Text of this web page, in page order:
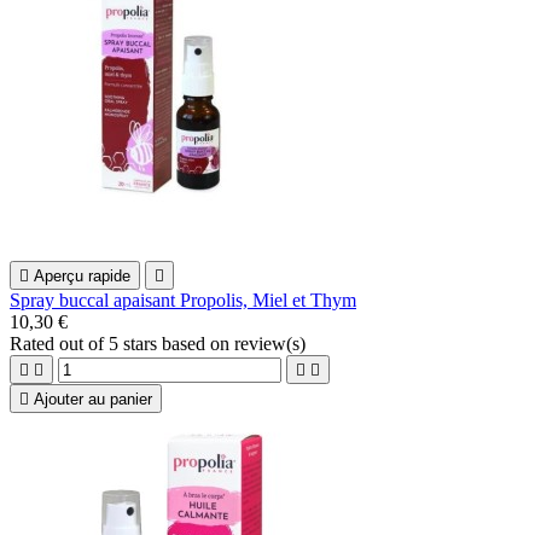
 Aperçu rapide 
Spray buccal apaisant Propolis, Miel et Thym
10,30 €
Rated out of 5 stars based on review(s)
   
 Ajouter au panier